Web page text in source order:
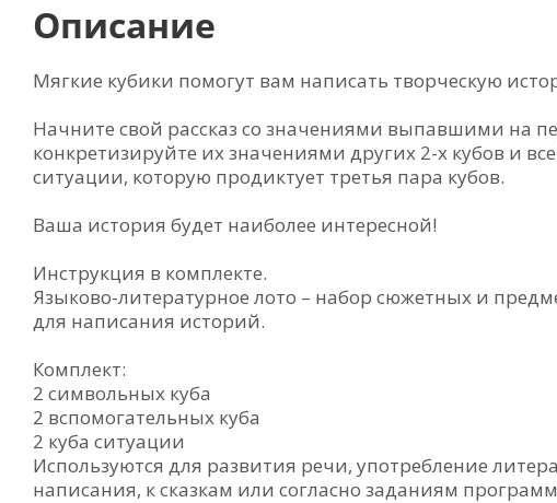
Описание
Мягкие кубики помогут вам написать творческую
Начните свой рассказ со значениями выпавшими на
конкретизируйте их значениями других 2-х кубов и
ситуации, которую продиктует третья пара кубов.
Ваша история будет наиболее интересной!
Инструкция в комплекте.
Языково-литературное лото – набор сюжетных и
для написания историй.
Комплект:
2 символьных куба
2 вспомогательных куба
2 куба ситуации
Используются для развития речи, употребление
написания, к сказкам или согласно заданиям